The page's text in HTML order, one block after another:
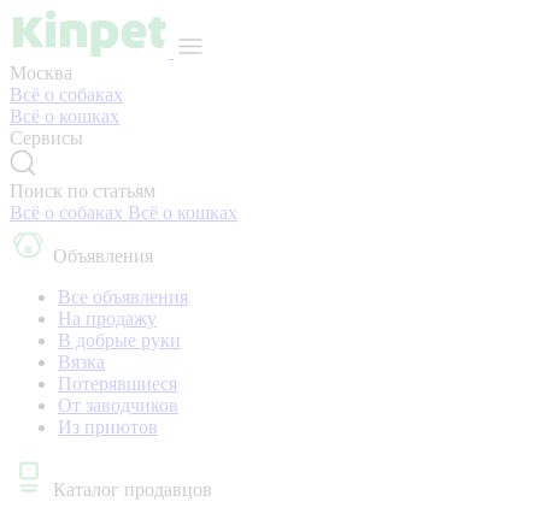
Москва
Всё о собаках
Всё о кошках
Сервисы
Поиск по статьям
Всё о собаках Всё о кошках
Объявления
Все объявления
На продажу
В добрые руки
Вязка
Потерявшиеся
От заводчиков
Из приютов
Каталог продавцов